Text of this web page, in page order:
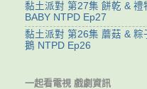
黏土派對 第27集 餅乾 & 禮
BABY NTPD Ep27
黏土派對 第26集 蘑菇 & 粽
鵝 NTPD Ep26
一起看電視 戲劇資訊